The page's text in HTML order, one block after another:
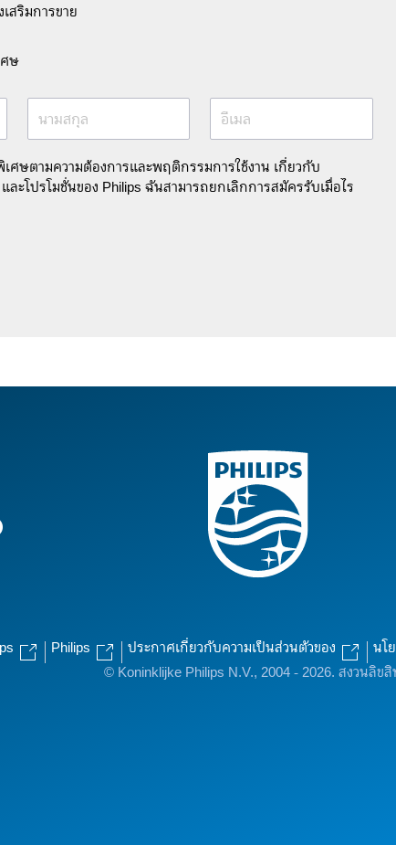
สริมการขาย
ษ
นามสกุล อีเมล
ศษตามความต้องการและพฤติกรรมการใช้งาน เกี่ยวกับ
โปรโมชั่นของ Philips ฉันสามารถยกเลิกการสมัครรับเมื่อไร
Philips ประกาศเกี่ยวกับความเป็นส่วนตัวของ นโ
© Koninklijke Philips N.V., 2004 - 2026. สงวนลิข